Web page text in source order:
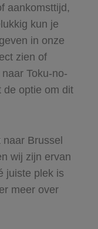
aankomsttijd,
kun je
in onze
zien of
Toku-no-
de optie om dit
Brussel
wij zijn ervan
juiste plek is
meer over